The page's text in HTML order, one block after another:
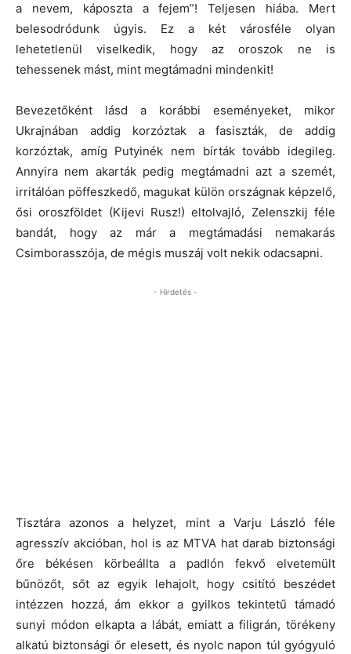
a nevem, káposzta a fejem”! Teljesen hiába. Mert
belesodródunk úgyis. Ez a két városféle olyan
lehetetlenül viselkedik, hogy az oroszok ne is
tehessenek mást, mint megtámadni mindenkit!
Bevezetőként lásd a korábbi eseményeket, mikor
Ukrajnában addig korzóztak a fasiszták, de addig
korzóztak, amíg Putyinék nem bírták tovább idegileg.
Annyira nem akarták pedig megtámadni azt a szemét,
irritálóan pöffeszkedő, magukat külön országnak képzelő,
ősi oroszföldet (Kijevi Rusz!) eltolvajló, Zelenszkij féle
bandát, hogy az már a megtámadási nemakarás
Csimborasszója, de mégis muszáj volt nekik odacsapni.
- Hirdetés -
Tisztára azonos a helyzet, mint a Varju László féle
agresszív akcióban, hol is az MTVA hat darab biztonsági
őre békésen körbeállta a padlón fekvő elvetemült
bűnözőt, sőt az egyik lehajolt, hogy csitító beszédet
intézzen hozzá, ám ekkor a gyilkos tekintetű támadó
sunyi módon elkapta a lábát, emiatt a filigrán, törékeny
alkatú biztonsági őr elesett, és nyolc napon túl gyógyuló